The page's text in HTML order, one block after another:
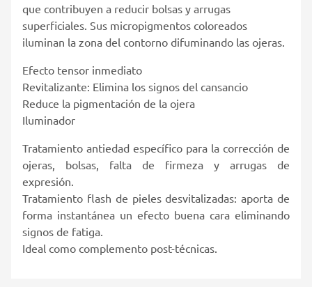
que contribuyen a reducir bolsas y arrugas
superficiales. Sus micropigmentos coloreados
iluminan la zona del contorno difuminando las ojeras.
Efecto tensor inmediato
Revitalizante: Elimina los signos del cansancio
Reduce la pigmentación de la ojera
Iluminador
Tratamiento antiedad específico para la corrección de
ojeras, bolsas, falta de firmeza y arrugas de
expresión.
Tratamiento flash de pieles desvitalizadas: aporta de
forma instantánea un efecto buena cara eliminando
signos de fatiga.
Ideal como complemento post-técnicas.